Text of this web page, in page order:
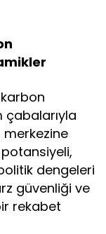
çabalarıyla
dengeleri
güvenliği ve
rekabet